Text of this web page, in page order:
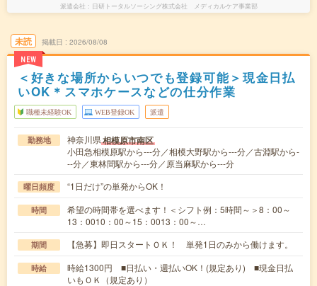
派遣会社 日研トータルソーシング株式会社 メディカルケア事業部
未読
NEW
掲載日 2026/08/08
＜好きな場所からいつでも登録可能＞現金日払
いOK＊スマホケースなどの仕分作業
職種未経験OK WEB登録OK 派遣
勤務地 神奈川県相模原市南区
小田急相模原駅から---分／相模大野駅から---分／古淵駅から-
--分／東林間駅から---分／原当麻駅から---分
曜日頻度 “1日だけ”の単発からOK！
時間
希望の時間帯を選べます！＜シフト例：5時間～＞8：00～
13：0010：00～15：0013：00～…
期間 【急募】即日スタートＯＫ！ 単発1日のみから働けます。
時給
時給1300円 ■日払い・週払いOK！(規定あり) ■現金日払
いもＯＫ（規定あり）